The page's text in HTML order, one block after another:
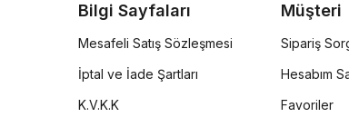
Bilgi Sayfaları
Mesafeli Satış Sözleşmesi
İptal ve İade Şartları
K.V.K.K
Müşteri
Sipariş
Hesabım
Favoriler